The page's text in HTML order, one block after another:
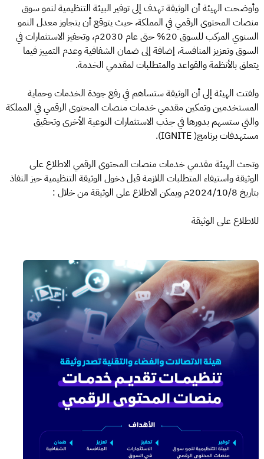
وأوضحت الهيئة أن الوثيقة تهدف إلى توفير البيئة التنظيمية لنمو سوق
منصات المحتوى الرقمي في المملكة، حيث يتوقع أن يتجاوز معدل النمو
السنوي المركب للسوق 20% حتى عام 2030م، وتحفيز الاستثمارات في
السوق وتعزيز المنافسة، إضافة إلى ضمان الشفافية وعدم التمييز فيما
يتعلق بالأنظمة والقواعد والمتطلبات لمقدمي الخدمة.
ولفتت الهيئة إلى أن الوثيقة ستساهم في رفع جودة الخدمات وحماية
المستخدمين وتمكين مقدمي خدمات منصات المحتوى الرقمي في المملكة
والتي ستسهم بدورها في جذب الاستثمارات النوعية الأخرى وتحقيق
مستهدفات برنامج( IGNITE).
وتحث الهيئة مقدمي خدمات منصات المحتوى الرقمي الاطلاع على
الوثيقة واستيفاء المتطلبات اللازمة قبل دخول الوثيقة التنظيمية حيز النفاذ
بتاريخ 2024/10/8م ويمكن الاطلاع على الوثيقة من خلال :
للاطلاع على الوثيقة